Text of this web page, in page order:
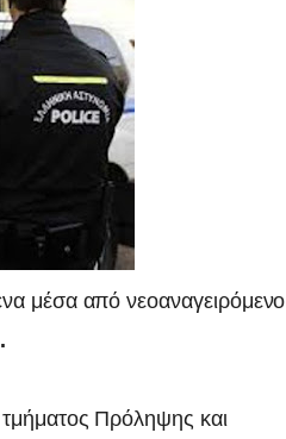
μέσα από νεοαναγειρόμενο
Πρόληψης και